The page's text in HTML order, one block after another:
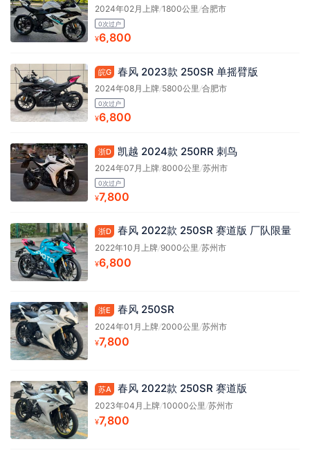
2024年02月上牌/1800公里/合肥市
0次过户
¥6,800
皖G 春风 2023款 250SR 单摇臂版
2024年08月上牌/5800公里 /合肥市
0次过户
¥6,800
浙D 凯越 2024款 250RR 刺鸟
2024年07月上牌/8000公里 /苏州市
0次过户
¥7,800
浙D 春风 2022款 250SR 赛道版 厂队限量
2022年10月上牌/9000公里 /苏州市
¥6,800
浙E 春风 250SR
2024年01月上牌/2000公里 /苏州市
¥7,800
苏A 春风 2022款 250SR 赛道版
2023年04月上牌/10000公里 /苏州市
¥7,800